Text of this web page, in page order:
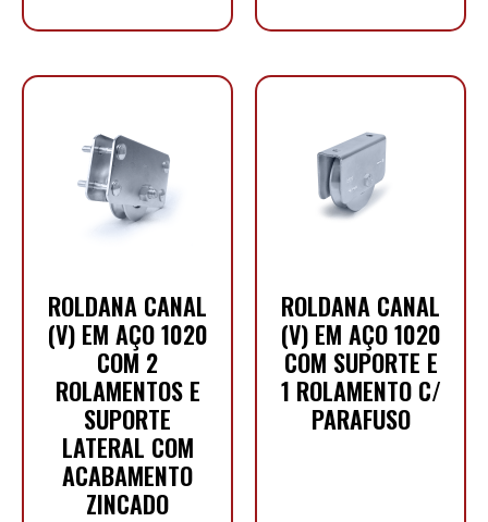
ROLDANA CANAL
(V) EM AÇO 1020
COM 2
ROLAMENTOS E
SUPORTE
LATERAL COM
ACABAMENTO
ZINCADO
ROLDANA CANAL
(V) EM AÇO 1020
COM SUPORTE E
1 ROLAMENTO C/
PARAFUSO